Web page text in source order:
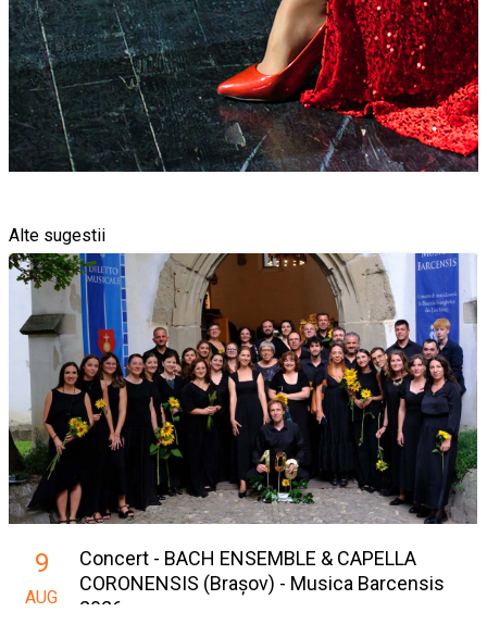
Alte sugestii
9
AUG
Concert - BACH ENSEMBLE & CAPELLA
CORONENSIS (Brașov) - Musica Barcensis
2026